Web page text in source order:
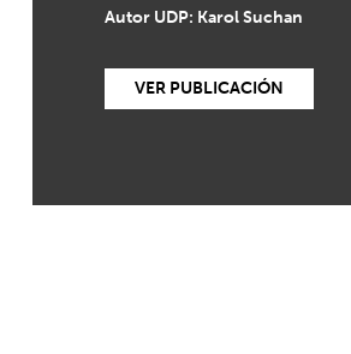
Autor UDP: Karol Suchan
VER PUBLICACIÓN